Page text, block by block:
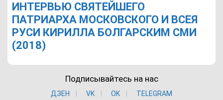
ИНТЕРВЬЮ СВЯТЕЙШЕГО
ПАТРИАРХА МОСКОВСКОГО И ВСЕЯ
РУСИ КИРИЛЛА БОЛГАРСКИМ СМИ
(2018)
Подписывайтесь на нас
ДЗЕН VK ОK
TELEGRAM